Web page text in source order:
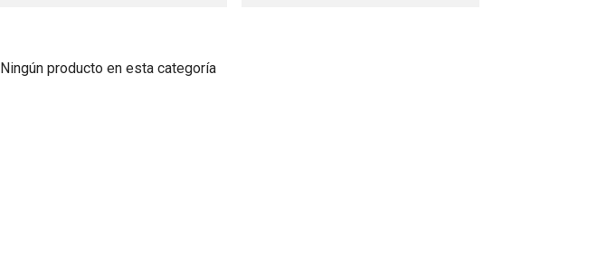
Ningún producto en esta categoría